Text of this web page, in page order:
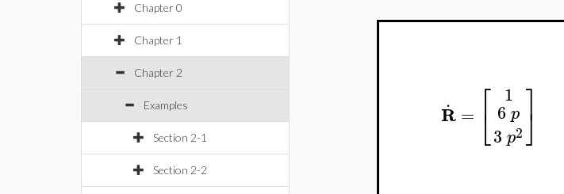
Chapter 0
Chapter 1
Chapter 2
Examples
Section 2-1
Section 2-2
R
. = ⎡
⎣
1
6 p
3 p2⎤
⎦